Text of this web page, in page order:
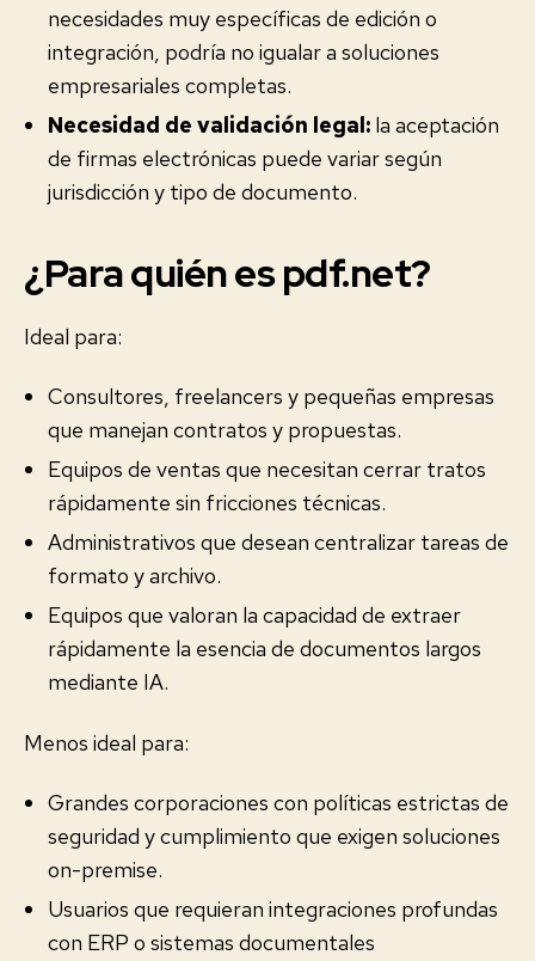
necesidades muy específicas de edición o
integración, podría no igualar a soluciones
empresariales completas.
Necesidad de validación legal: la aceptación
de firmas electrónicas puede variar según
jurisdicción y tipo de documento.
¿Para quién es pdf.net?
Ideal para:
Consultores, freelancers y pequeñas empresas
que manejan contratos y propuestas.
Equipos de ventas que necesitan cerrar tratos
rápidamente sin fricciones técnicas.
Administrativos que desean centralizar tareas de
formato y archivo.
Equipos que valoran la capacidad de extraer
rápidamente la esencia de documentos largos
mediante IA.
Menos ideal para:
Grandes corporaciones con políticas estrictas de
seguridad y cumplimiento que exigen soluciones
on-premise.
Usuarios que requieran integraciones profundas
con ERP o sistemas documentales